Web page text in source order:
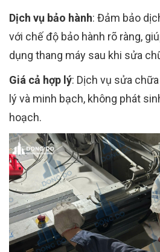
Dịch vụ bảo hành: Đảm bảo
với chế độ bảo hành rõ ràng,
dụng thang máy sau khi sửa
Giá cả hợp lý: Dịch vụ sửa
lý và minh bạch, không phát
hoạch.